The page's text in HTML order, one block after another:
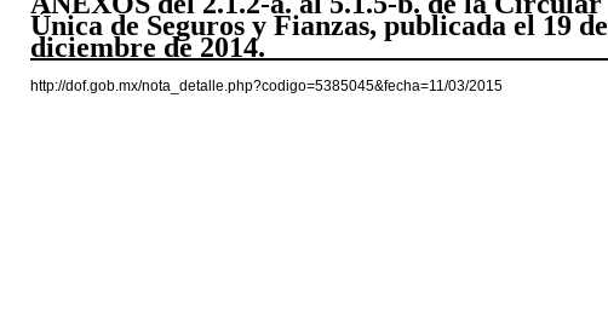
Única de Seguros y Fianzas, publicada el 19 de
diciembre de 2014.
http://dof.gob.mx/nota_detalle.php?codigo=5385045&fecha=11/03/2015